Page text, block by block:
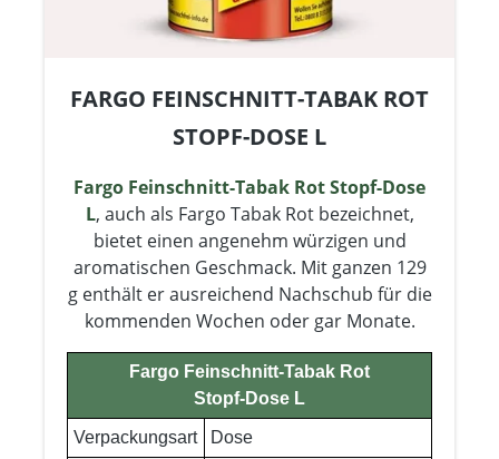
FARGO FEINSCHNITT-TABAK ROT
STOPF-DOSE L
Fargo Feinschnitt-Tabak Rot Stopf-Dose
L, auch als Fargo Tabak Rot bezeichnet,
bietet einen angenehm würzigen und
aromatischen Geschmack. Mit ganzen 129
g enthält er ausreichend Nachschub für die
kommenden Wochen oder gar Monate.
Fargo Feinschnitt-Tabak Rot
Stopf-Dose L
Verpackungsart Dose